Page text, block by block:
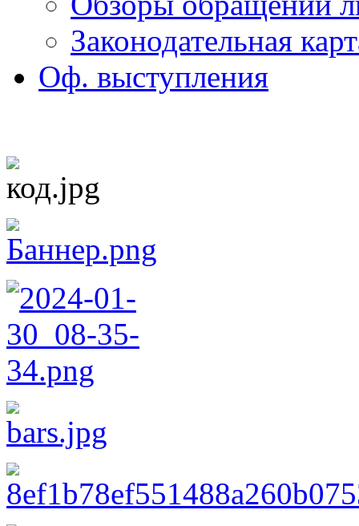
Законодательная
Оф. выступления